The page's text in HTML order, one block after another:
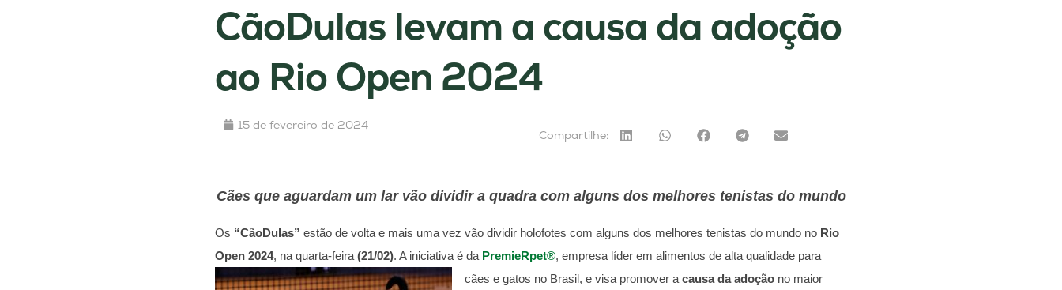
CãoDulas levam a causa da adoção
ao Rio Open 2024
15 de fevereiro de 2024
Compartilhe:
Cães que aguardam um lar vão dividir a quadra com alguns dos melhores tenistas do mundo
Os “CãoDulas” estão de volta e mais uma vez vão dividir holofotes com alguns dos melhores tenistas do mundo no Rio
Open 2024, na quarta-feira (21/02). A iniciativa é da PremieRpet®, empresa líder em alimentos de alta qualidade para
cães e gatos no Brasil, e visa promover a causa da adoção no maior